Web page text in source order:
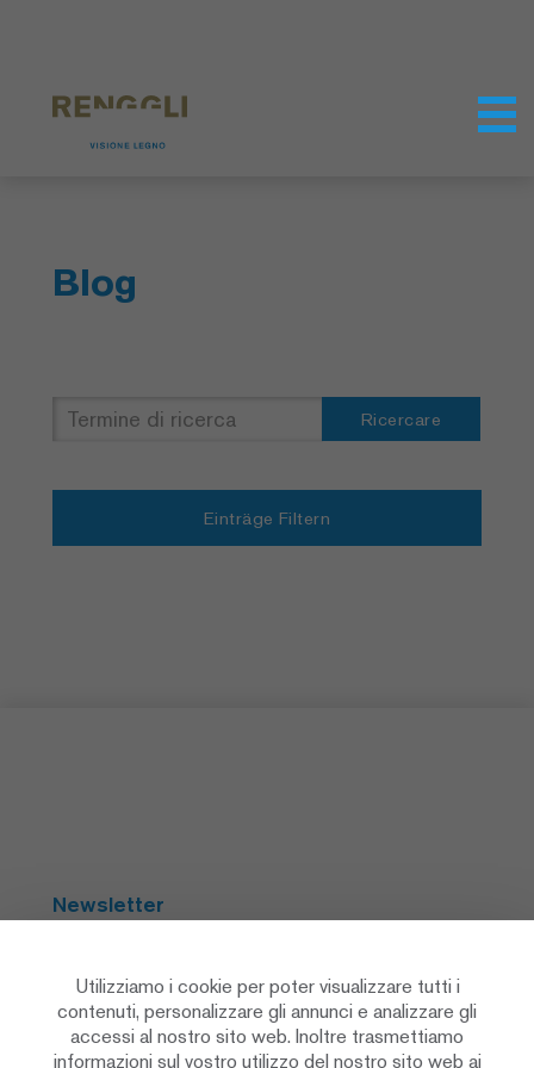
Blog
Ricercare
Einträge Filtern
Newsletter
Social Media
Utilizziamo i cookie per poter visualizzare tutti i
contenuti, personalizzare gli annunci e analizzare gli
accessi al nostro sito web. Inoltre trasmettiamo
informazioni sul vostro utilizzo del nostro sito web ai